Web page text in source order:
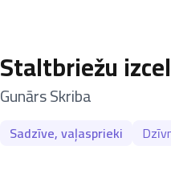
Staltbriežu
–
Gunārs Skriba
Sadzīve, vaļasprieki